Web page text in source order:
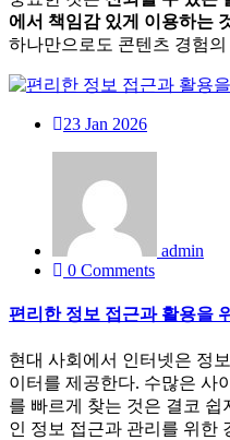
에서 책임감 있게 이용하는
하나만으로도 콘텐츠 경험
23 Jan 2026
admin
0 Comments
편리한 정보 접근과 활용을
현대 사회에서 인터넷은 정
이터를 제공한다. 수많은 사
를 빠르게 찾는 것은 결코 쉽
인 정보 접근과 관리를 위한